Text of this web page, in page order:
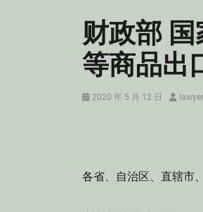
财政部
等商品出
Posted
2020 年 5 月 12 日 Author
各省、自治区、直辖市